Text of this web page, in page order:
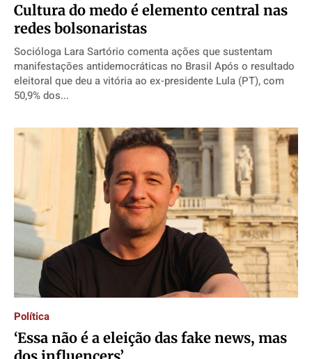
Cultura do medo é elemento central nas
redes bolsonaristas
Socióloga Lara Sartório comenta ações que sustentam
manifestações antidemocráticas no Brasil Após o resultado
eleitoral que deu a vitória ao ex-presidente Lula (PT), com
50,9% dos...
Política
‘Essa não é a eleição das fake news, mas